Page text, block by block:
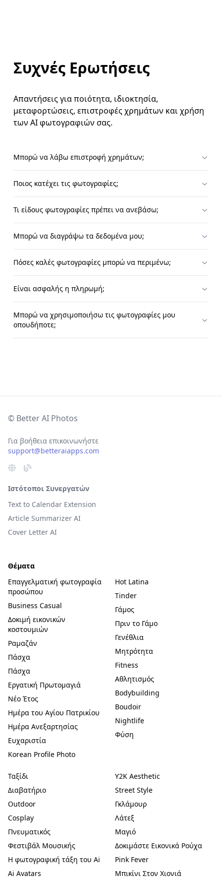
Συχνές Ερωτήσεις
Απαντήσεις για ποιότητα, ιδιοκτησία,
μεταφορτώσεις, επιστροφές χρημάτων και χρήση
των AI φωτογραφιών σας.
Μπορώ να λάβω επιστροφή χρημάτων;
Ποιος κατέχει τις φωτογραφίες;
Τι είδους φωτογραφίες πρέπει να ανεβάσω;
Μπορώ να διαγράψω τα δεδομένα μου;
Πόσες καλές φωτογραφίες μπορώ να περιμένω;
Είναι ασφαλής η πληρωμή;
Μπορώ να χρησιμοποιήσω τις φωτογραφίες μου
οπουδήποτε;
© Better AI Photos
Για βοήθεια επικοινωνήστε
support@betteraiapps.com
Ιστότοποι Συνεργατών
Text to Calendar Extension
Article Summarizer AI
Cover Letter AI
Θέματα
Επαγγελματική φωτογραφία
προσώπου
Business Casual
Δοκιμή εικονικών
κοστουμιών
Ραμαζάν
Πάσχα
Πάσχα
Εργατική Πρωτομαγιά
Νέο Έτος
Ημέρα του Αγίου Πατρικίου
Ημέρα Ανεξαρτησίας
Ευχαριστία
Korean Profile Photo
Hot Latina
Tinder
Γάμος
Πριν το Γάμο
Γενέθλια
Μητρότητα
Fitness
Αθλητισμός
Bodybuilding
Boudoir
Nightlife
Φύση
Ταξίδι
Διαβατήριο
Outdoor
Cosplay
Πνευματικός
Φεστιβάλ Μουσικής
Η φωτογραφική τάξη του Ai
Ai Avatars
Y2K Aesthetic
Street Style
Γκλάμουρ
Λάτεξ
Μαγιό
Δοκιμάστε Εικονικά Ρούχα
Pink Fever
Μπικίνι Στον Χιονιά